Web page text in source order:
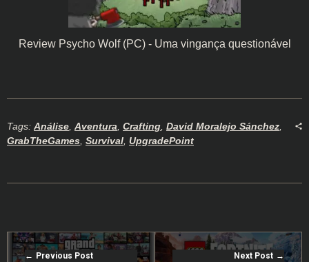
Review Psycho Wolf (PC) - Uma vingança questionável
Tags: Análise Aventura Crafting David Moralejo Sánchez
GrabTheGames Survival UpgradePoint
Previous Post Next Post